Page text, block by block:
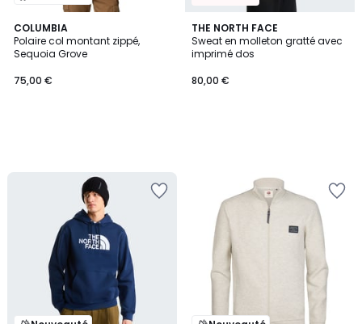
COLUMBIA
Polaire col montant zippé,
Sequoia Grove
75,00 €
THE NORTH FACE
Sweat en molleton gratté avec
imprimé dos
80,00 €